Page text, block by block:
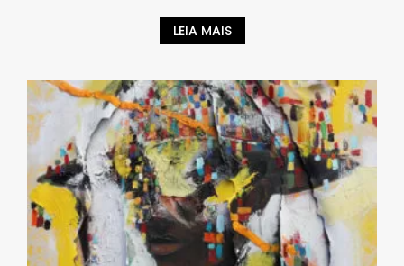
LEIA MAIS